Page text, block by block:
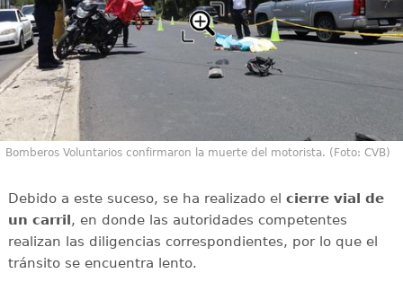
Bomberos Voluntarios confirmaron la muerte del motorista. (Foto: CVB)
Debido a este suceso, se ha realizado el cierre vial de
un carril, en donde las autoridades competentes
realizan las diligencias correspondientes, por lo que el
tránsito se encuentra lento.